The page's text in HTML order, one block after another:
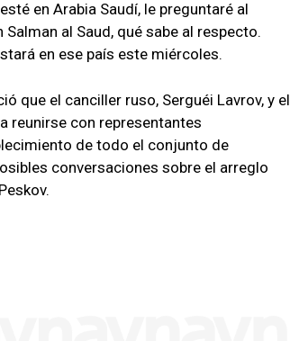
en Arabia Saudí, le preguntaré al
al Saud, qué sabe al respecto.
en ese país este miércoles.
que el canciller ruso, Serguéi Lavrov, y el
reunirse con representantes
de todo el conjunto de
conversaciones sobre el arreglo